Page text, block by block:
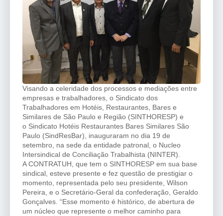
Visando a celeridade dos processos e mediações entre
empresas e trabalhadores, o Sindicato dos
Trabalhadores em Hotéis, Restaurantes, Bares e
Similares de São Paulo e Região (SINTHORESP) e
o Sindicato Hotéis Restaurantes Bares Similares São
Paulo (SindResBar), inauguraram no dia 19 de
setembro, na sede da entidade patronal, o Nucleo
Intersindical de Conciliação Trabalhista (NINTER).
A CONTRATUH, que tem o SINTHORESP em sua base
sindical, esteve presente e fez questão de prestigiar o
momento, representada pelo seu presidente, Wilson
Pereira, e o Secretário-Geral da confederação, Geraldo
Gonçalves. “Esse momento é histórico, de abertura de
um núcleo que represente o melhor caminho para